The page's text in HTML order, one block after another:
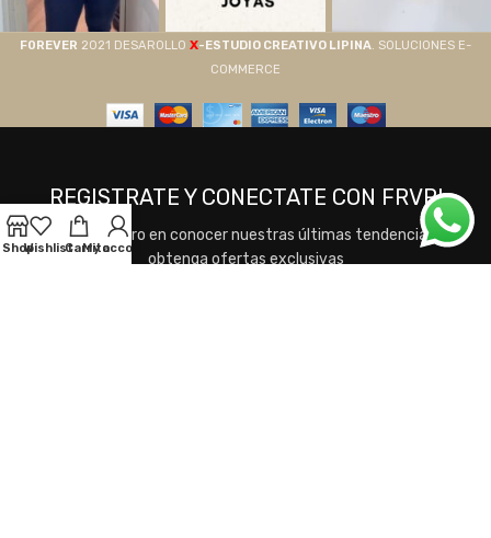
F0REVER 2021 DESAROLLO X-ESTUDIO CREATIVO LIPINA. SOLUCIONES E-
COMMERCE
REGISTRATE Y CONECTATE CON FRVR!
Sea el primero en conocer nuestras últimas tendencias y
obtenga ofertas exclusivas
ShopWishlistCarrito
My account